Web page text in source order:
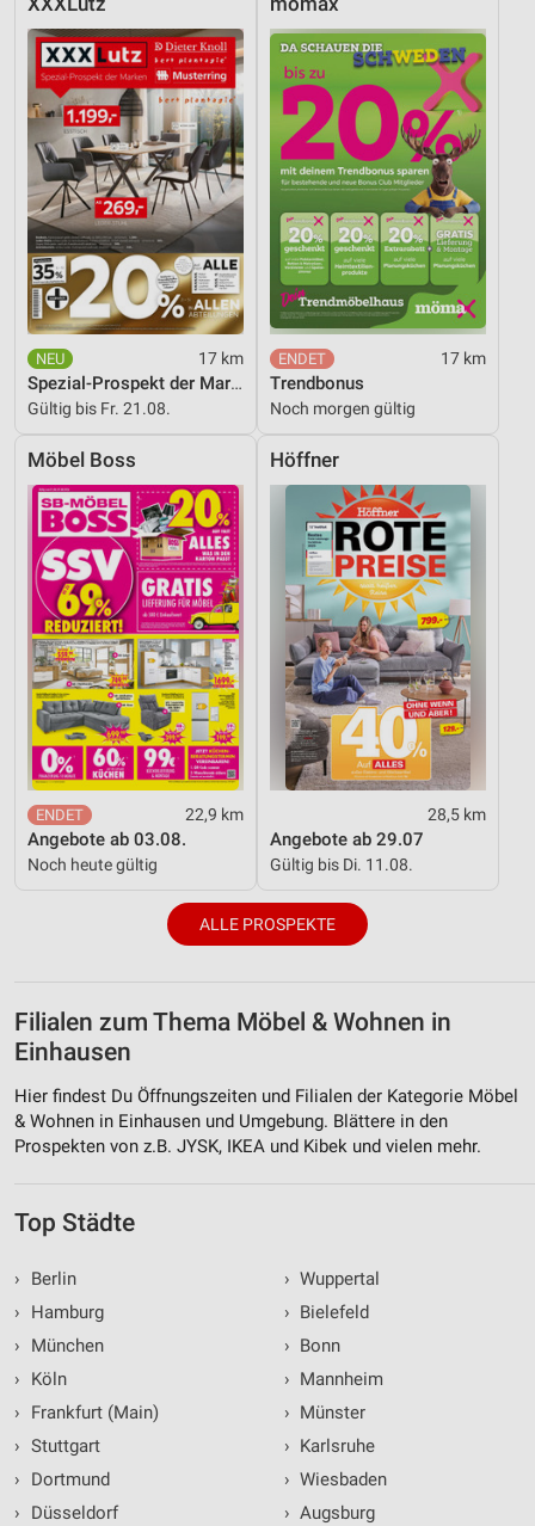
17 km
Spezial-Prospekt der Marken
Gültig bis Fr. 21.08.
17 km
Trendbonus
Noch morgen gültig
Möbel Boss
22,9 km
Angebote ab 03.08.
Noch heute gültig
Höffner
28,5 km
Angebote ab 29.07
Gültig bis Di. 11.08.
ALLE PROSPEKTE
Filialen zum Thema Möbel & Wohnen in
Einhausen
Hier findest Du Öffnungszeiten und Filialen der Kategorie Möbel
& Wohnen in Einhausen und Umgebung. Blättere in den
Prospekten von z.B. JYSK, IKEA und Kibek und vielen mehr.
Top Städte
›
Berlin
›
Hamburg
›
München
›
Köln
›
Frankfurt (Main)
› Stuttgart
›
Dortmund
›
Düsseldorf
› Wuppertal
› Bielefeld
› Bonn
› Mannheim
› Münster
› Karlsruhe
› Wiesbaden
› Augsburg